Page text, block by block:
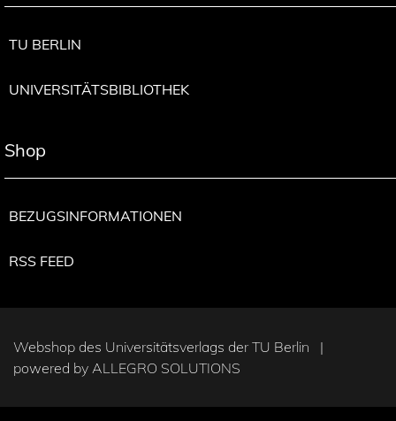
TU BERLIN
UNIVERSITÄTSBIBLIOTHEK
Shop
BEZUGSINFORMATIONEN
RSS FEED
Webshop des Universitätsverlags der TU Berlin |
powered by ALLEGRO SOLUTIONS